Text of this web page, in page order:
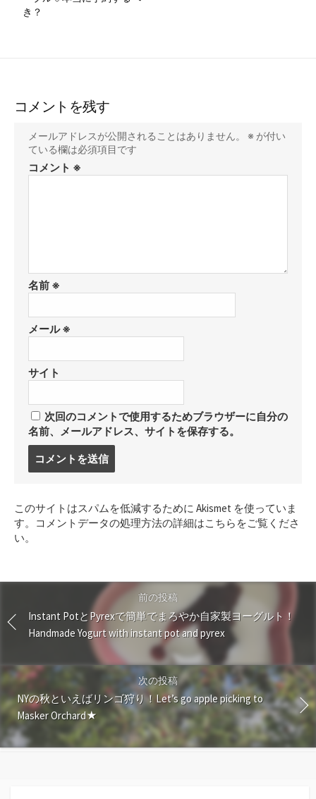
き？
コメントを残す
メールアドレスが公開されることはありません。 ※ が付い
ている欄は必須項目です
コメント ※
名前 ※
メール※
サイト
次回のコメントで使用するためブラウザーに自分の
名前、メールアドレス、サイトを保存する。
す
る
このサイトはスパムを低減するために Akismet を使っていま
す。
コメントデータの処理方法の詳細はこちらをご覧くださ
い。
前の投稿
Instant PotとPyrexで簡単でまろやか自家製ヨーグルト！
Handmade Yogurt with instant pot and pyrex
次の投稿
NYの秋といえばリンゴ狩り！Let’s go apple picking to
Masker Orchard★